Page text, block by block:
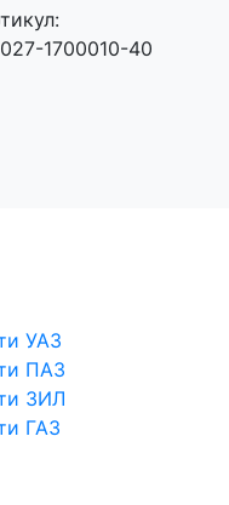
1700010-40
УАЗ
ПАЗ
ЗИЛ
ГАЗ